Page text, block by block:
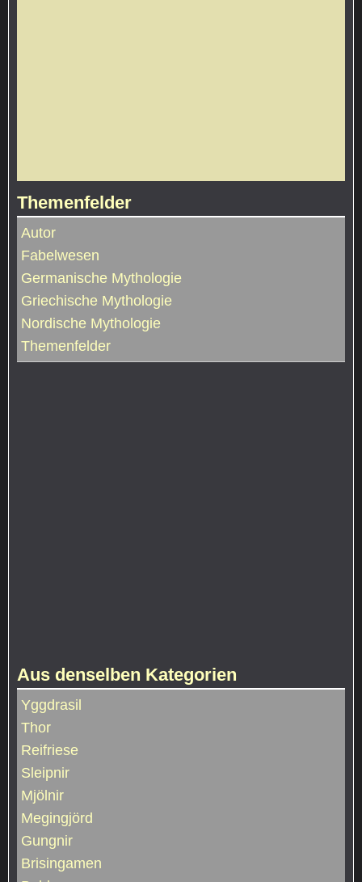
Themenfelder
Autor
Fabelwesen
Germanische Mythologie
Griechische Mythologie
Nordische Mythologie
Themenfelder
Aus denselben Kategorien
Yggdrasil
Thor
Reifriese
Sleipnir
Mjölnir
Megingjörd
Gungnir
Brisingamen